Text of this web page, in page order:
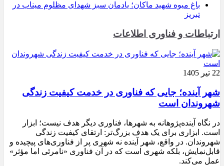
باغ میوه شهید ماکان؛ یادمان سبز شهدای مظلوم میناب در
تبریز
ارتباطات و فناوری اطلاعات
22 تیر 1405
شهر آینده؛ جایی که فناوری در خدمت کیفیت زندگی
شهروندان است
در نگاه آینده‌پژوهانه به شهرها، فناوری دیگر هدف نیست؛ ابزار
است. ابزاری برای یک هدف بزرگ‌تر: ارتقای کیفیت زندگی
شهروندان. در واقع، شهر آینده نه شهری پر از فناوری‌های پیچیده و
قابل‌نمایش، بلکه شهری است که در آن فناوری «نامرئی اما مؤثر»
عمل می‌کند.